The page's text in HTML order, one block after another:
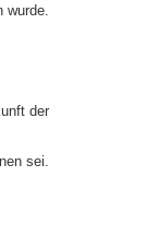
der
sei.